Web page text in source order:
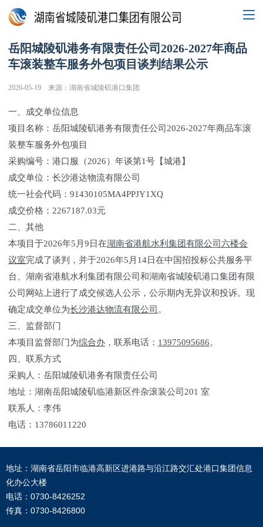
岳阳城陵矶港务有限责任公司2026-2027年商品
车滚装整车服务外包项目谈判结果公示
2026-05-19 来源：湖南省城陵矶港口集团
一、成交单位信息
项目名称：岳阳城陵矶港务有限责任公司2026-2027年商品车滚
装整车服务外包项目
采购编号：港口服（2026）年谈第1号【城港】
成交单位：长沙港达物流有限公司
统一社会代码：91430105MA4PPJY1XQ
成交价格：2267187.03元
二、其他
本项目于2026年5月9日在湖南省港航水利集团有限公司六楼会
议室完成了谈判，并于2026年5月14日在中国招投标公共服务平
台、湖南省港航水利集团有限公司和湖南省城陵矶港口集团有限
公司网站上进行了成交候选人公示，公示期内无异议和投诉。现
确定成交单位为长沙港达物流有限公司 。
三、监督部门
本项目监督部门为综合办 ，联系电话： 13975095686。
四、联系方式
采购人：岳阳城陵矶港务有限责任公司
地址：湖南岳阳城陵矶临港新区件杂滚装公司201 室
联系人：李伟
电话：13786011220
地址：湖南省岳阳市临港高新区进港路与沿江路交汇处港口集团信息
化办公大楼
电话：0730-8426252
传真：0730-8426800